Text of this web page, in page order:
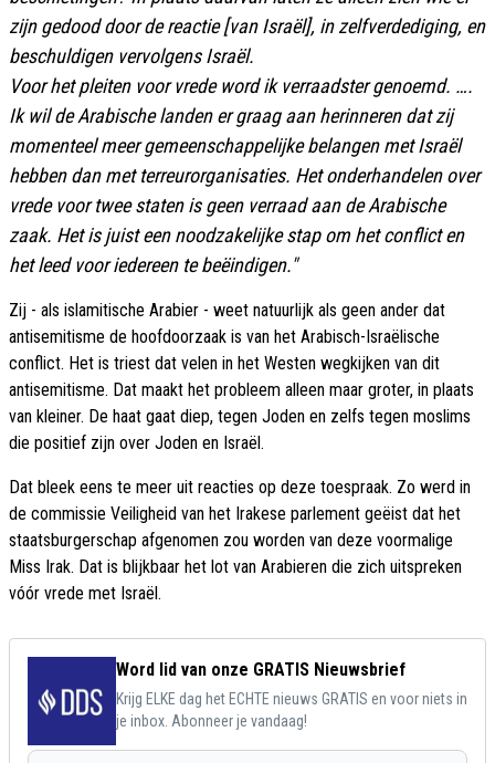
zijn gedood door de reactie [van Israël], in zelfverdediging, en
beschuldigen vervolgens Israël.
Voor het pleiten voor vrede word ik verraadster genoemd. ….
Ik wil de Arabische landen er graag aan herinneren dat zij
momenteel meer gemeenschappelijke belangen met Israël
hebben dan met terreurorganisaties. Het onderhandelen over
vrede voor twee staten is geen verraad aan de Arabische
zaak. Het is juist een noodzakelijke stap om het conflict en
het leed voor iedereen te beëindigen."
Zij - als islamitische Arabier - weet natuurlijk als geen ander dat
antisemitisme de hoofdoorzaak is van het Arabisch-Israëlische
conflict. Het is triest dat velen in het Westen wegkijken van dit
antisemitisme. Dat maakt het probleem alleen maar groter, in plaats
van kleiner. De haat gaat diep, tegen Joden en zelfs tegen moslims
die positief zijn over Joden en Israël.
Dat bleek eens te meer uit reacties op deze toespraak. Zo werd in
de commissie Veiligheid van het Irakese parlement geëist dat het
staatsburgerschap afgenomen zou worden van deze voormalige
Miss Irak. Dat is blijkbaar het lot van Arabieren die zich uitspreken
vóór vrede met Israël.
Word lid van onze GRATIS Nieuwsbrief
Krijg ELKE dag het ECHTE nieuws GRATIS en voor niets in
je inbox. Abonneer je vandaag!